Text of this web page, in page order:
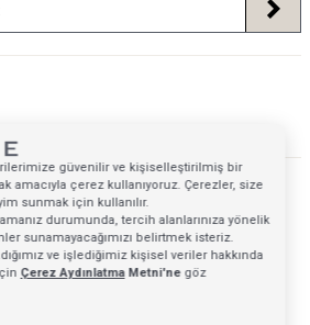
Adresi
güvenilir ve kişiselleştirilmiş bir
amacıyla çerez kullanıyoruz. Çerezler, size
sunmak için kullanılır.
durumunda, tercih alanlarınıza yönelik
sunamayacağımızı belirtmek isteriz.
ve işlediğimiz kişisel veriler hakkında
Çerez AydınlatmaMetni'negöz